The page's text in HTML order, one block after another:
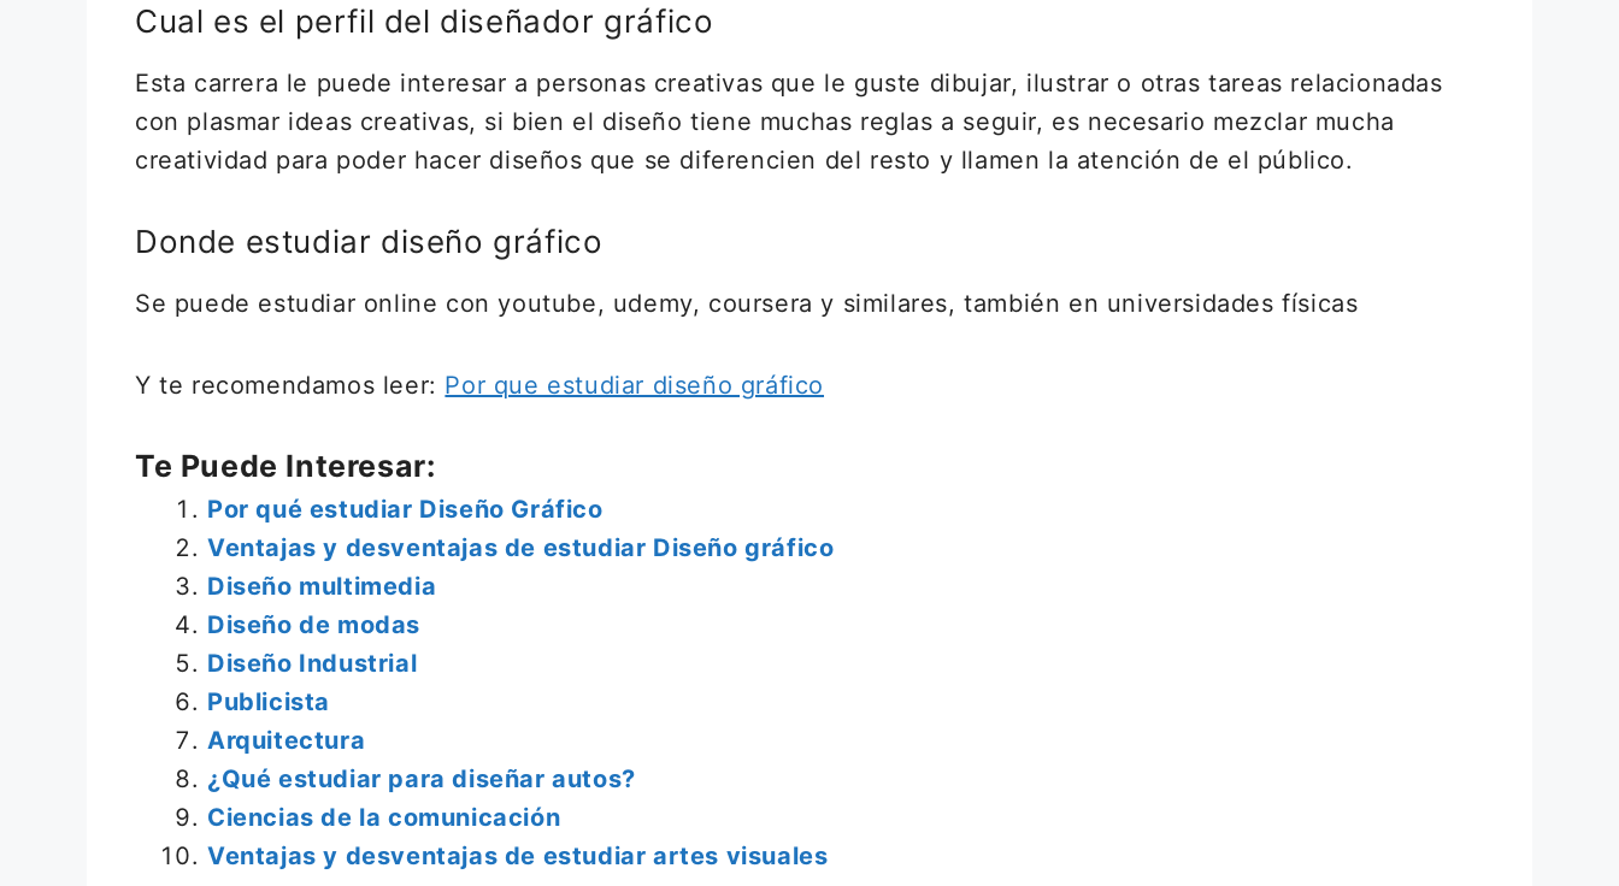
Cual es el perfil del diseñador gráfico
Esta carrera le puede interesar a personas creativas que le guste dibujar, ilustrar o otras tareas relacionadas
con plasmar ideas creativas, si bien el diseño tiene muchas reglas a seguir, es necesario mezclar mucha
creatividad para poder hacer diseños que se diferencien del resto y llamen la atención de el público.
Donde estudiar diseño gráfico
Se puede estudiar online con youtube, udemy, coursera y similares, también en universidades físicas
Y te recomendamos leer: Por que estudiar diseño gráfico
Te Puede Interesar:
Por qué estudiar Diseño Gráfico
Ventajas y desventajas de estudiar Diseño gráfico
Diseño multimedia
Diseño de modas
Diseño Industrial
Publicista
Arquitectura
¿Qué estudiar para diseñar autos?
Ciencias de la comunicación
Ventajas y desventajas de estudiar artes visuales